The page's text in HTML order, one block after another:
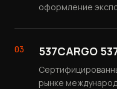
оформление
03 537CARGO
рынке